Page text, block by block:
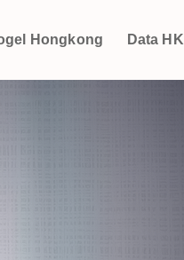
Hongkong Data HK